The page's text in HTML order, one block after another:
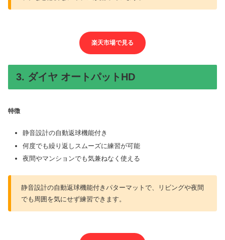
楽天市場で見る
3. ダイヤ オートパットHD
特徴
静音設計の自動返球機能付き
何度でも繰り返しスムーズに練習が可能
夜間やマンションでも気兼ねなく使える
静音設計の自動返球機能付きパターマットで、リビングや夜間
でも周囲を気にせず練習できます。